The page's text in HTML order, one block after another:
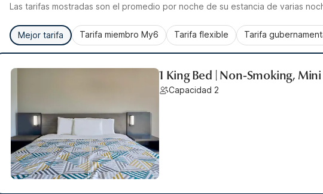
Las tarifas mostradas son el promedio por noche de su estancia de varias
Mejor tarifa Tarifa miembro My6 Tarifa flexible Tarifa
1 King Bed | Non-Smoking, Mini
Capacidad 2